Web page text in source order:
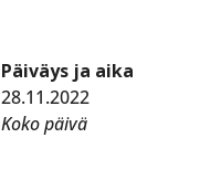
Päiväys ja aika
28.11.2022
Koko päivä